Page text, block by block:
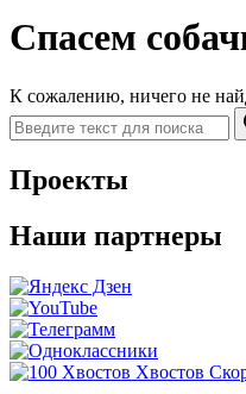
Спасем
К сожалению, ничего не
Поиск
Проекты
Наши партнеры
Хвостов